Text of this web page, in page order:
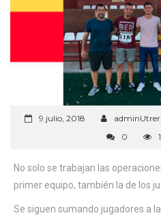
9 julio, 2018
0
No solo se trabajan las
primer equipo, también la de los
Se siguen sumando jugadores a